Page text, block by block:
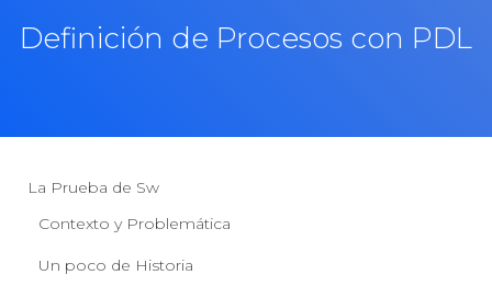
Definición de Procesos con PDL
La Prueba de Sw
Contexto y Problemática
Un poco de Historia